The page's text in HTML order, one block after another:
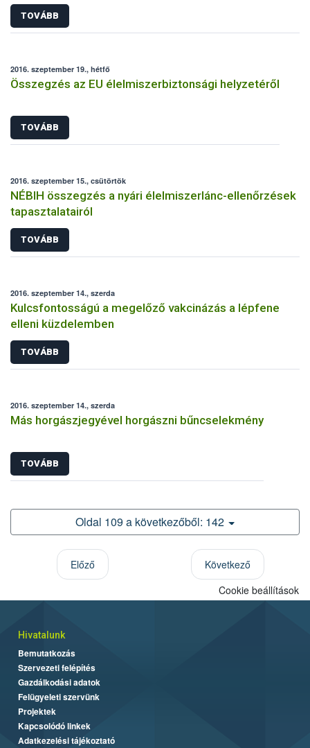
TOVÁBB
2016. szeptember 19., hétfő
Összegzés az EU élelmiszerbiztonsági helyzetéről
TOVÁBB
2016. szeptember 15., csütörtök
NÉBIH összegzés a nyári élelmiszerlánc-ellenőrzések
tapasztalatairól
TOVÁBB
2016. szeptember 14., szerda
Kulcsfontosságú a megelőző vakcinázás a lépfene
elleni küzdelemben
TOVÁBB
2016. szeptember 14., szerda
Más horgászjegyével horgászni bűncselekmény
TOVÁBB
Oldal 109 a következőből: 142
Előző
Következő
Cookie beállítások
Hivatalunk
Bemutatkozás
Szervezeti felépítés
Gazdálkodási adatok
Felügyeleti szervünk
Projektek
Kapcsolódó linkek
Adatkezelési tájékoztató